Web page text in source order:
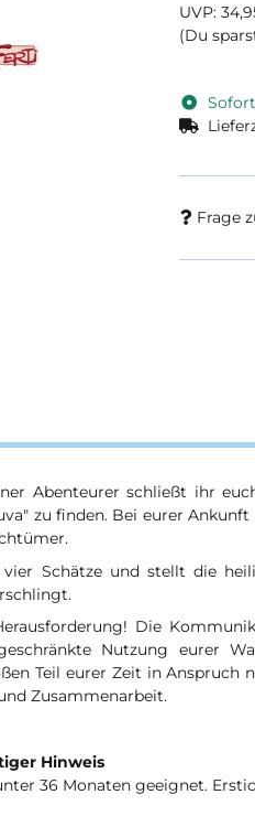
UVP:
(Du
Frage
Abenteurer schließt ihr
zu finden. Bei eurer
vier Schätze und stellt die
Die
Nutzung eurer
Teil eurer Zeit in Anspruch
Zusammenarbeit.
Hinweis
36 Monaten geeignet.